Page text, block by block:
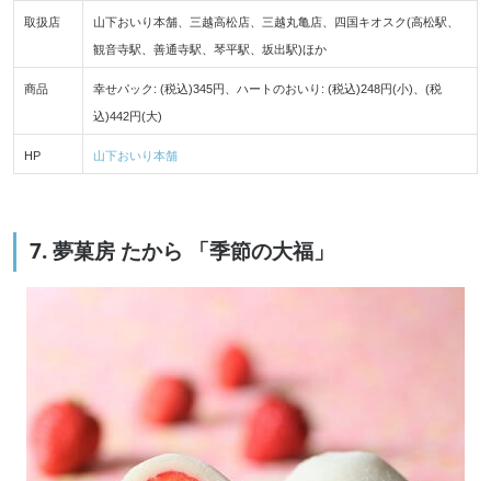
取扱店 山下おいり本舗、三越高松店、三越丸亀店、四国キオスク(高松駅、
観音寺駅、善通寺駅、琴平駅、坂出駅)ほか
商品 幸せパック: (税込)345円、ハートのおいり: (税込)248円(小)、(税
込)442円(大)
HP 山下おいり本舗
7. 夢菓房 たから 「季節の大福」